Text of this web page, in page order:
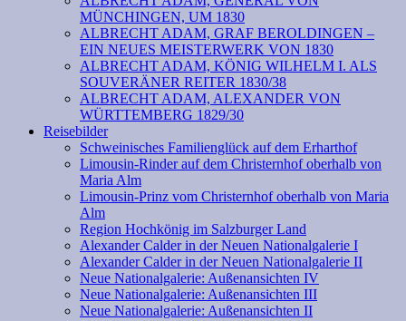
MÜNCHINGEN, UM 1830
ALBRECHT ADAM, GRAF BEROLDINGEN –
EIN NEUES MEISTERWERK VON 1830
ALBRECHT ADAM, KÖNIG WILHELM I. ALS
SOUVERÄNER REITER 1830/38
ALBRECHT ADAM, ALEXANDER VON
WÜRTTEMBERG 1829/30
Reisebilder
Schweinisches Familienglück auf dem Erharthof
Limousin-Rinder auf dem Christernhof oberhalb von
Maria Alm
Limousin-Prinz vom Christernhof oberhalb von Maria
Alm
Region Hochkönig im Salzburger Land
Alexander Calder in der Neuen Nationalgalerie I
Alexander Calder in der Neuen Nationalgalerie II
Neue Nationalgalerie: Außenansichten IV
Neue Nationalgalerie: Außenansichten III
Neue Nationalgalerie: Außenansichten II